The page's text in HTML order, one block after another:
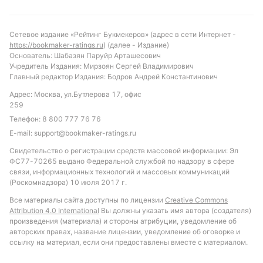
преимуществом хозяев. Рекомендуется обратить
внимание на ставку «обе команды забьют»,
учитывая атакующий потенциал и уязвимость
обороны Эстера. Также интересным вариантом
может стать ставка на победу Оддеволда с форой
0 или 1 гол, что отражает их более стабильную
игру в защите и возможность контролировать ход
матча.
Обновлено:
Дмитрий Маторкин
Редактор отдела прогнозов и ставок "РБ"
Сетевое издание «Рейтинг Букмекеров» (адрес в сети Интернет -
https://bookmaker-ratings.ru) (далее - Издание)
Основатель: Шабазян Паруйр Арташесович
Учредитель Издания: Мирзоян Сергей Владимирович
Главный редактор Издания: Бодров Андрей Константинович
Адрес: Москва, ул.Бутлерова 17, офис
259
Телефон: 8 800 777 76 76
E-mail: support@bookmaker-ratings.ru
Свидетельство о регистрации средств массовой информации: Эл
ФС77-70265 выдано Федеральной службой по надзору в сфере
связи, информационных технологий и массовых коммуникаций
(Роскомнадзора) 10 июля 2017 г.
Все материалы сайта доступны по лицензии Creative Commons
Attribution 4.0 International Вы должны указать имя автора (создателя)
произведения (материала) и стороны атрибуции, уведомление об
авторских правах, название лицензии, уведомление об оговорке и
ссылку на материал, если они предоставлены вместе с материалом.